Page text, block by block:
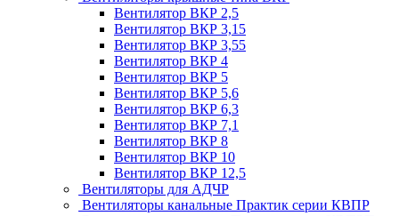
Вентилятор ВКР 2,5
Вентилятор ВКР 3,15
Вентилятор ВКР 3,55
Вентилятор ВКР 4
Вентилятор ВКР 5
Вентилятор ВКР 5,6
Вентилятор ВКР 6,3
Вентилятор ВКР 7,1
Вентилятор ВКР 8
Вентилятор ВКР 10
Вентилятор ВКР 12,5
Вентиляторы для АДЧР
Вентиляторы канальные Практик серии КВПР